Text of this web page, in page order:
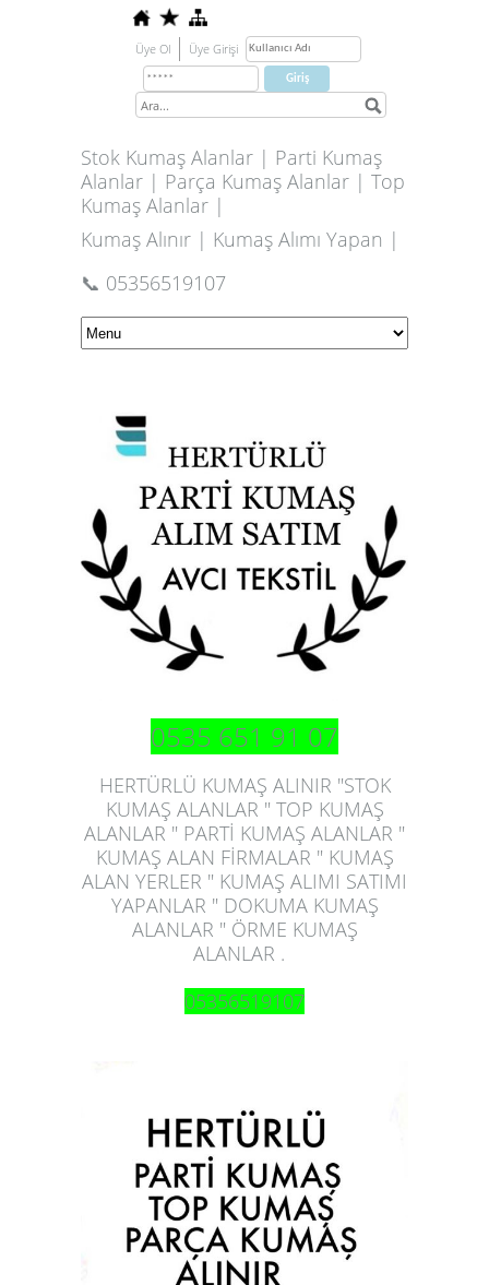
Üye Ol Üye Girişi
Stok Kumaş Alanlar | Parti Kumaş
Alanlar | Parça Kumaş Alanlar | Top
Kumaş Alanlar |
Kumaş Alınır | Kumaş Alımı Yapan |
📞 05356519107
0535 651 91 07
HERTÜRLÜ KUMAŞ ALINIR "STOK
KUMAŞ ALANLAR " TOP KUMAŞ
ALANLAR " PARTİ KUMAŞ ALANLAR "
KUMAŞ ALAN FİRMALAR " KUMAŞ
ALAN YERLER " KUMAŞ ALIMI SATIMI
YAPANLAR " DOKUMA KUMAŞ
ALANLAR " ÖRME KUMAŞ
ALANLAR .
05356519107